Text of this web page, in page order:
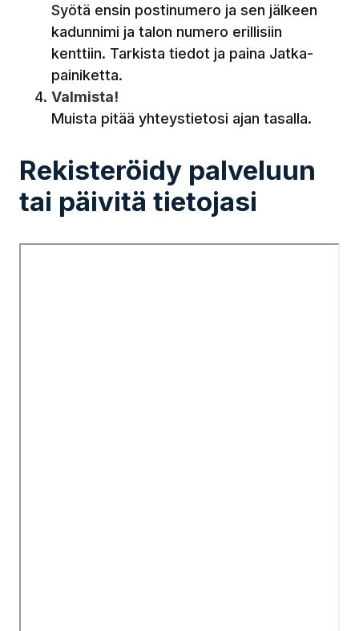
Syötä ensin postinumero ja sen jälkeen
kadunnimi ja talon numero erillisiin
kenttiin. Tarkista tiedot ja paina Jatka-
painiketta.
Valmista!
Muista pitää yhteystietosi ajan tasalla.
Rekisteröidy palveluun
tai päivitä tietojasi